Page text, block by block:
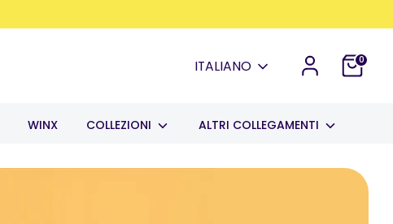
Lingua
ITALIANO 0
WINX COLLEZIONI ALTRI COLLEGAMENTI